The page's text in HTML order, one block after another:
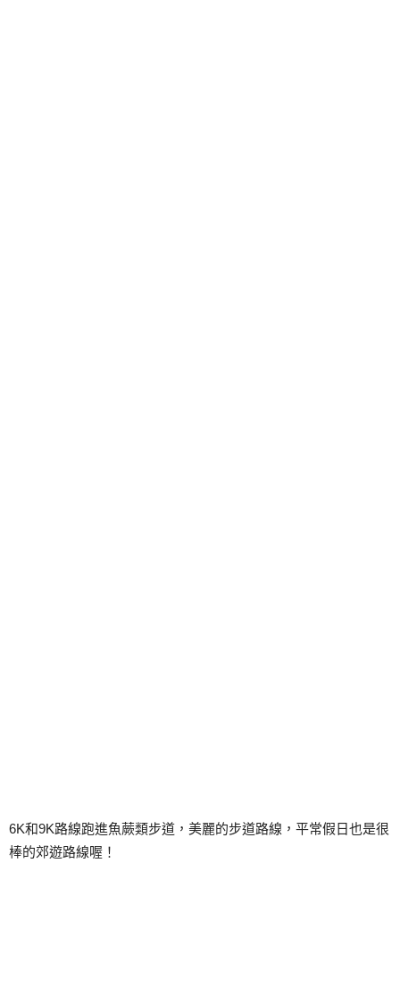
6K和9K路線跑進魚蕨類步道，美麗的步道路線，平常假日也是很
棒的郊遊路線喔！